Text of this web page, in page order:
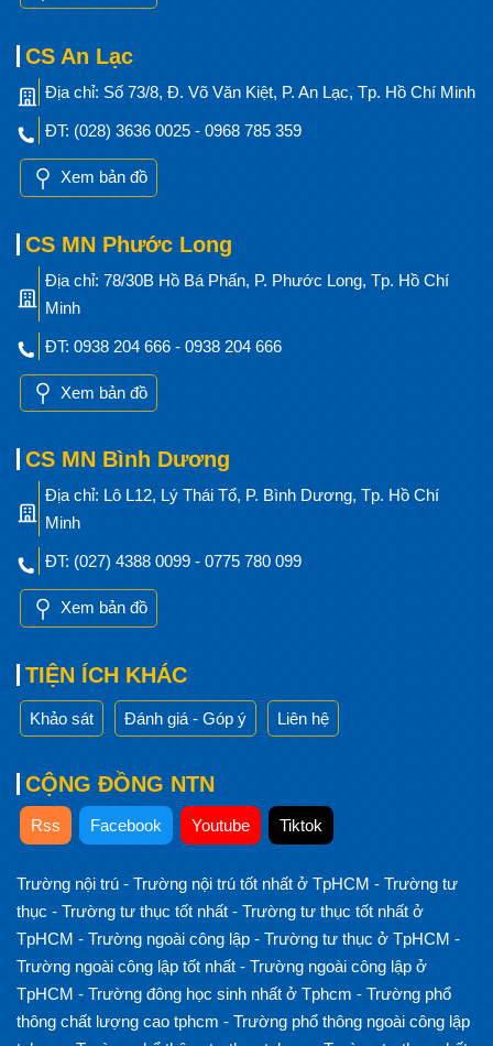
CS An Lạc
Địa chỉ: Số 73/8, Đ. Võ Văn Kiệt, P. An Lạc, Tp. Hồ Chí Minh
ĐT: (028) 3636 0025 - 0968 785 359
Xem bản đồ
CS MN Phước Long
Địa chỉ: 78/30B Hồ Bá Phấn, P. Phước Long, Tp. Hồ Chí
Minh
ĐT: 0938 204 666 - 0938 204 666
Xem bản đồ
CS MN Bình Dương
Địa chỉ: Lô L12, Lý Thái Tổ, P. Bình Dương, Tp. Hồ Chí
Minh
ĐT: (027) 4388 0099 - 0775 780 099
Xem bản đồ
TIỆN ÍCH KHÁC
Khảo sát Đánh giá - Góp ý Liên hệ
CỘNG ĐỒNG NTN
Rss Facebook Youtube Tiktok
Trường nội trú - Trường nội trú tốt nhất ở TpHCM - Trường tư
thục - Trường tư thục tốt nhất - Trường tư thục tốt nhất ở
TpHCM - Trường ngoài công lập - Trường tư thục ở TpHCM -
Trường ngoài công lập tốt nhất - Trường ngoài công lập ở
TpHCM - Trường đông học sinh nhất ở Tphcm - Trường phổ
thông chất lượng cao tphcm - Trường phổ thông ngoài công lập